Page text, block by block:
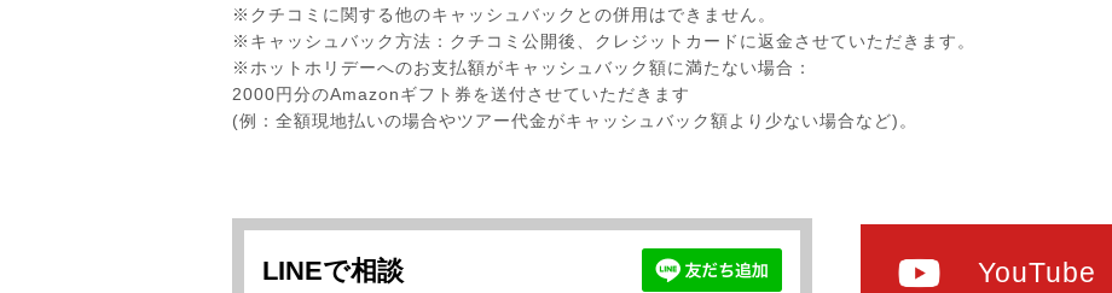
※クチコミに関する他のキャッシュバックとの併用はできません。
※キャッシュバック方法：クチコミ公開後、クレジットカードに返金させていただきます。
※ホットホリデーへのお支払額がキャッシュバック額に満たない場合：
2000円分のAmazonギフト券を送付させていただきます
(例：全額現地払いの場合やツアー代金がキャッシュバック額より少ない場合など)。
LINEで相談 YouTube